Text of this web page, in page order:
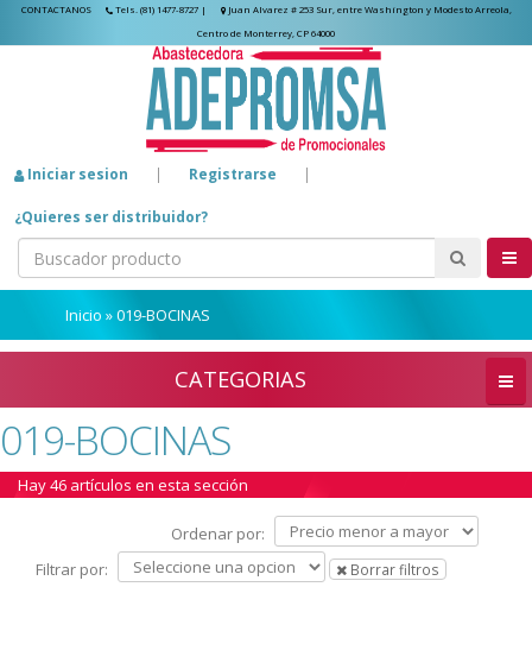
CONTACTANOS Tels. (81) 1477-8727 |
Juan Alvarez # 253 Sur, entre Washington y Modesto Arreola,
Centro de Monterrey, CP 64000
Iniciar sesion | Registrarse |
¿Quieres ser distribuidor?
Inicio »019-BOCINAS
CATEGORIAS
019-BOCINAS
Hay 46 artículos en esta sección
Ordenar por:
Filtrar por:
Borrar filtros